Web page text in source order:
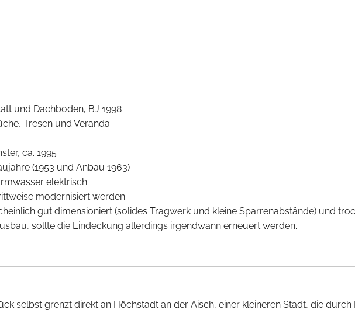
und Dachboden, BJ 1998
Tresen und Veranda
ca. 1995
(1953 und Anbau 1963)
elektrisch
modernisiert werden
gut dimensioniert (solides Tragwerk und kleine Sparrenabstände) und
sollte die Eindeckung allerdings irgendwann erneuert werden.
selbst grenzt direkt an Höchstadt an der Aisch, einer kleineren Stadt, die